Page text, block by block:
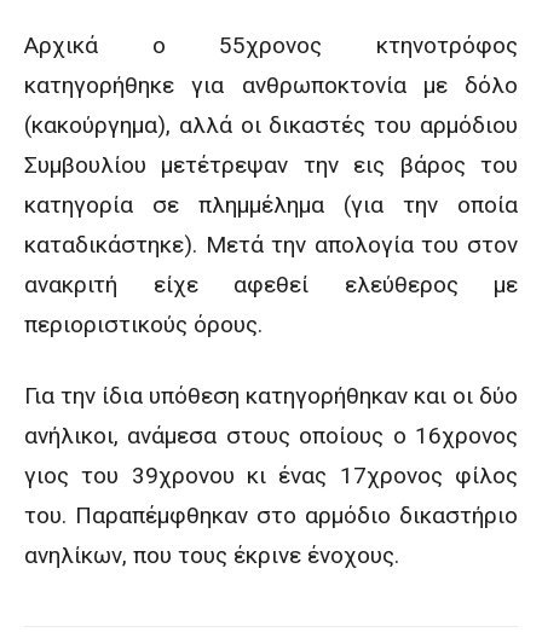
Αρχικά ο 55χρονος κτηνοτρόφος
κατηγορήθηκε για ανθρωποκτονία με δόλο
(κακούργημα), αλλά οι δικαστές του αρμόδιου
Συμβουλίου μετέτρεψαν την εις βάρος του
κατηγορία σε πλημμέλημα (για την οποία
καταδικάστηκε). Μετά την απολογία του στον
ανακριτή είχε αφεθεί ελεύθερος με
περιοριστικούς όρους.
Για την ίδια υπόθεση κατηγορήθηκαν και οι δύο
ανήλικοι, ανάμεσα στους οποίους ο 16χρονος
γιος του 39χρονου κι ένας 17χρονος φίλος
του. Παραπέμφθηκαν στο αρμόδιο δικαστήριο
ανηλίκων, που τους έκρινε ένοχους.